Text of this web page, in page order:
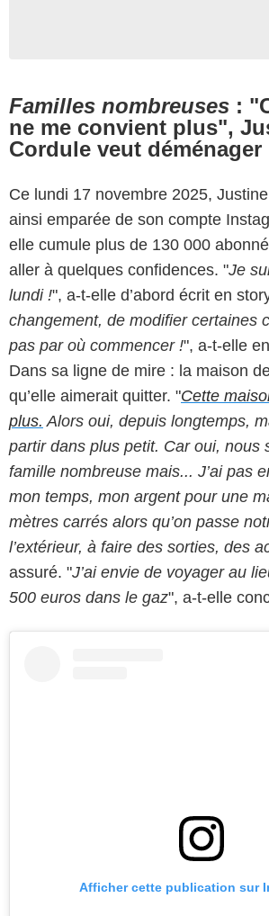
Familles nombreuses :
ne me convient plus",
Cordule veut déménager
Ce lundi 17 novembre 2025,
ainsi emparée de son compte
elle cumule plus de 130 000
aller à quelques confidences. "Je
lundi !", a-t-elle d’abord écrit en
changement, de modifier certaines
pas par où commencer !", a-t-elle
Dans sa ligne de mire : la maison
qu’elle aimerait quitter. "Cette
plus. Alors oui, depuis longtemps,
partir dans plus petit. Car oui, nous
famille nombreuse mais... J’ai pas
mon temps, mon argent pour une
mètres carrés alors qu’on passe
l’extérieur, à faire des sorties, des
assuré. "J’ai envie de voyager au
500 euros dans le gaz", a-t-elle
Afficher cette publication sur